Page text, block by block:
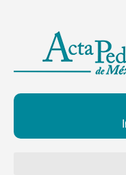
contenido